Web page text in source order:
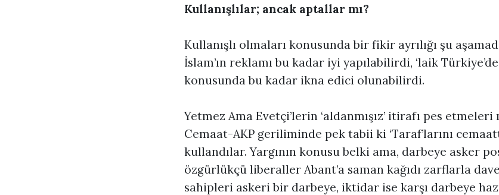
Kullanışlılar; ancak aptallar mı?
Kullanışlı olmaları konusunda bir fikir ayrılığı şu
İslam’ın reklamı bu kadar iyi yapılabilirdi, ‘laik Türkiye’de
konusunda bu kadar ikna edici olunabilirdi.
Yetmez Ama Evetçi’lerin ‘aldanmışız’ itirafı pes etmeleri
Cemaat-AKP geriliminde pek tabii ki ‘Taraf’larını
kullandılar. Yargının konusu belki ama, darbeye asker
özgürlükçü liberaller Abant’a saman kağıdı zarflarla
sahipleri askeri bir darbeye, iktidar ise karşı darbeye